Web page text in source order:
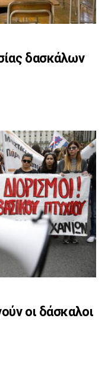
Ατλέτικο
Μαδρίτης
Άρσεναλ
Γιουβέντους
δασκάλων
οι δάσκαλοι